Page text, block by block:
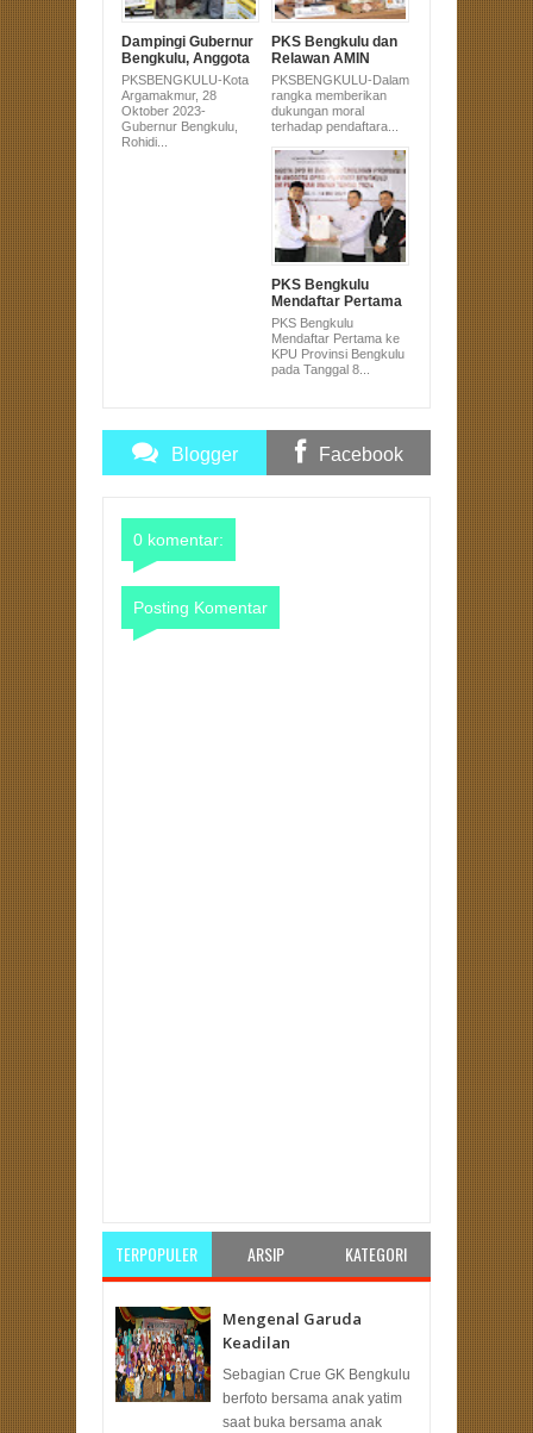
Dampingi Gubernur
Bengkulu, Anggota
DPRD Sujono Hadir
di Pembagian
Alsintan untuk
Masyarakat
Bengkulu Utara
PKSBENGKULU-Kota
Argamakmur, 28
Oktober 2023-
Gubernur Bengkulu,
Rohidi...
PKS Bengkulu dan
Relawan AMIN
Serahkan Dukungan
Pasangan Anies-
Muhaimin Ke KPU
PKSBENGKULU-Dalam
rangka memberikan
dukungan moral
terhadap pendaftara...
PKS Bengkulu
Mendaftar Pertama
ke KPU Provinsi
Bengkulu pada
Tanggal 8 Pukul 8
PKS Bengkulu
Mendaftar Pertama ke
KPU Provinsi Bengkulu
pada Tanggal 8...
Blogger Facebook
0 komentar:
Posting Komentar
TERPOPULER ARSIP KATEGORI
Mengenal Garuda
Keadilan
Sebagian Crue GK Bengkulu
berfoto bersama anak yatim
saat buka bersama anak